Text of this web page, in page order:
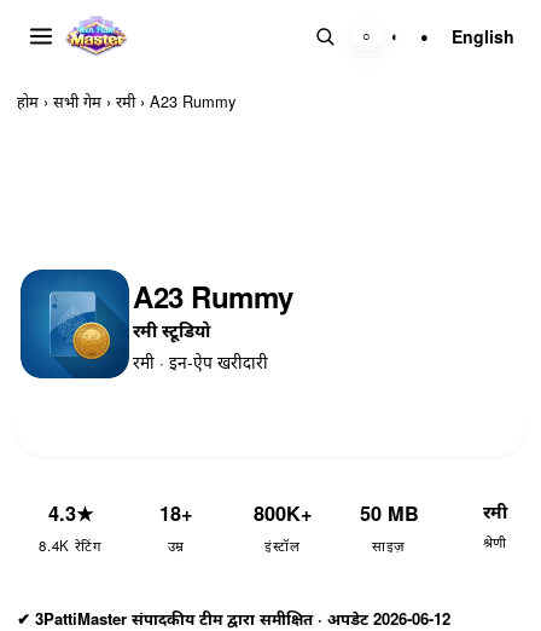
○ ◐ ● English
होम › सभी गेम › रमी› A23 Rummy
A23 Rummy
रमी स्टूडियो
रमी · इन-ऐप खरीदारी
4.3★
8.4K रेटिंग
18+
उम्र
800K+
इंस्टॉल
50 MB
साइज़
रमी
श्रेणी
✔ 3PattiMaster संपादकीय टीम द्वारा समीक्षित · अपडेट 2026-06-12